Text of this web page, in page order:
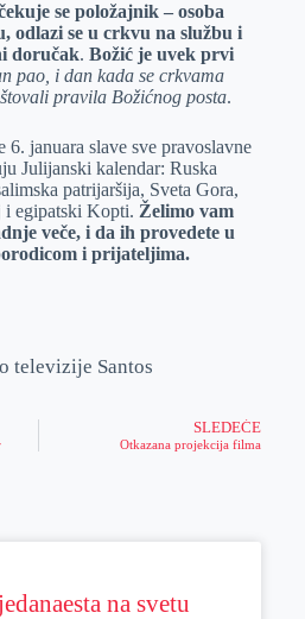
se položajnik – osoba
odlazi se u crkvu na službu i
doručak. Božić je uvek prvi
pao, i dan kada se crkvama
pravila Božićnog posta.
januara slave sve pravoslavne
Julijanski kalendar: Ruska
patrijaršija, Sveta Gora,
i egipatski Kopti. Želimo vam
veče, i da ih provedete u
i prijateljima.
televizije Santos
SLEDEĆE
Otkazana projekcija filma
na svetu